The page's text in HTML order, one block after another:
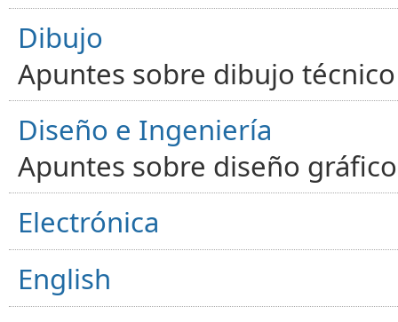
Dibujo
Apuntes sobre dibujo
Diseño e Ingeniería
Apuntes sobre diseño
Electrónica
English